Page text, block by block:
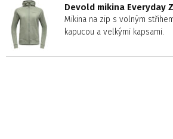
Devold mikina Everyday
Mikina na zip s volným
kapucou a velkými kapsami.